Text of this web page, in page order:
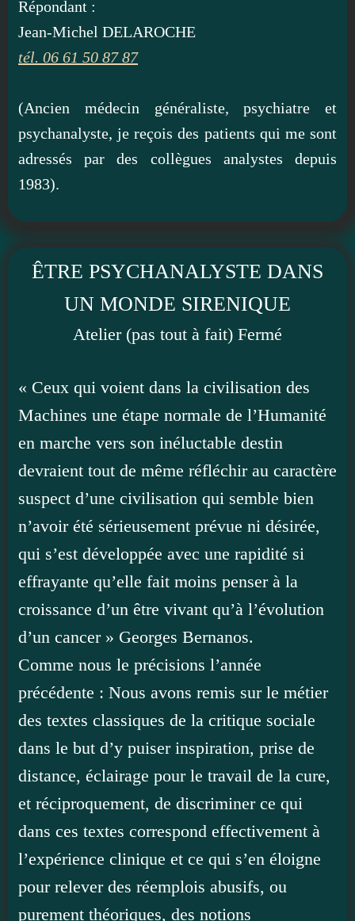
Répondant :
Jean-Michel DELAROCHE
tél. 06 61 50 87 87
(Ancien médecin généraliste, psychiatre et
psychanalyste, je reçois des patients qui me sont
adressés par des collègues analystes depuis
1983).
ÊTRE PSYCHANALYSTE DANS
UN MONDE SIRENIQUE
Atelier (pas tout à fait) Fermé
« Ceux qui voient dans la civilisation des
Machines une étape normale de l’Humanité
en marche vers son inéluctable destin
devraient tout de même réfléchir au caractère
suspect d’une civilisation qui semble bien
n’avoir été sérieusement prévue ni désirée,
qui s’est développée avec une rapidité si
effrayante qu’elle fait moins penser à la
croissance d’un être vivant qu’à l’évolution
d’un cancer » Georges Bernanos.
Comme nous le précisions l’année
précédente : Nous avons remis sur le métier
des textes classiques de la critique sociale
dans le but d’y puiser inspiration, prise de
distance, éclairage pour le travail de la cure,
et réciproquement, de discriminer ce qui
dans ces textes correspond effectivement à
l’expérience clinique et ce qui s’en éloigne
pour relever des réemplois abusifs, ou
purement théoriques, des notions